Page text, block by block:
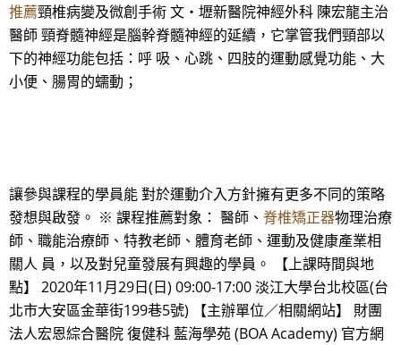
推薦頸椎病變及微創手術 文‧壢新醫院神經外科 陳宏龍主治
醫師 頸脊髓神經是腦幹脊髓神經的延續，它掌管我們頸部以
下的神經功能包括：呼 吸、心跳、四肢的運動感覺功能、大
小便、腸胃的蠕動；
讓參與課程的學員能 對於運動介入方針擁有更多不同的策略
發想與啟發。 ※ 課程推薦對象： 醫師、 脊椎矯正器物理治療
師、職能治療師、特教老師、體育老師、運動及健康產業相
關人 員，以及對兒童發展有興趣的學員。 【上課時間與地
點】 2020年11月29日(日) 09:00-17:00 淡江大學台北校區(台
北市大安區金華街199巷5號) 【主辦單位／相關網站】 財團
法人宏恩綜合醫院 復健科 藍海學苑 (BOA Academy) 官方網